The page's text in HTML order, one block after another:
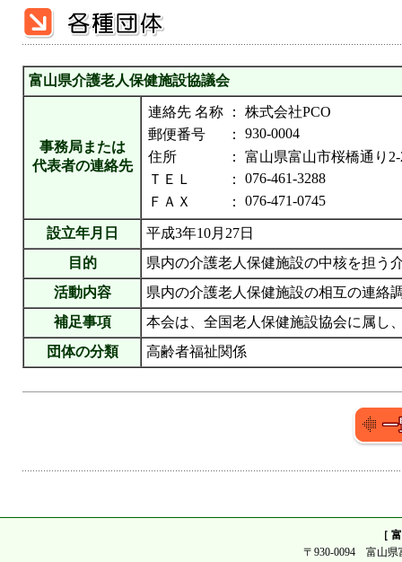
富山県介護老人保健施設協議会
事務局または
代表者の連絡先
連絡先 名称 ：
株式会社PCO
郵便番号
：
930-0004
住所
：
富山県富山市桜橋通り
ＴＥＬ
：
076-461-3288
ＦＡＸ
： 076-471-0745
設立年月日
平成3年10月27日
目的
県内の介護老人保健施設の中核を担う
活動内容
県内の介護老人保健施設の相互の連絡
補足事項
本会は、全国老人保健施設協会に属し
団体の分類
高齢者福祉関係
［
〒930-0094 富山県